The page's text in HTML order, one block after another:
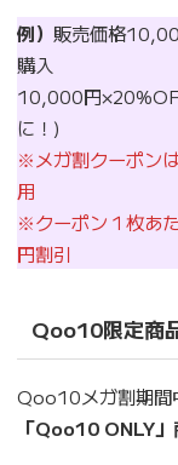
例） 販売価格
購入
10,000円
に！)
※メガ割クーポン
用
※クーポン１枚あ
円割引
Qoo10限定商
Qoo10メガ割期間
「Qoo10 ONLY」